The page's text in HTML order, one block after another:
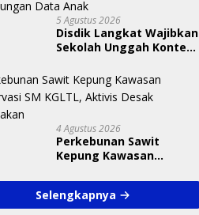
5 Agustus 2026
Disdik Langkat Wajibkan
Sekolah Unggah Konten
Soroti Perlindungan
Data Anak
4 Agustus 2026
Perkebunan Sawit
Kepung Kawasan
Aktivis Desak
Penindakan
Selengkapnya